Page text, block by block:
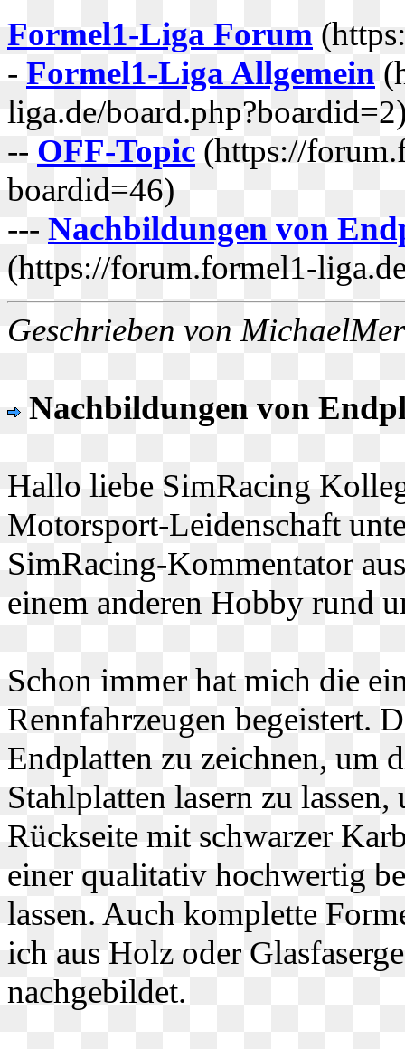
Formel1-Liga Forum
- Formel1-Liga Allgemein
liga.de/
-- OFF-Topic (https://
boardid=46)
--- Nachbildungen von
(https://forum.formel1-
Geschrieben von
Nachbildungen von
Hallo liebe SimRacing
Motorsport-Leidenschaft
SimRacing-Kommentator
einem anderen Hobby rund
Schon immer hat mich die
Rennfahrzeugen begeistert.
Endplatten zu zeichnen, um
Stahlplatten lasern zu
Rückseite mit schwarzer
einer qualitativ hochwertig
lassen. Auch komplette
ich aus Holz oder
nachgebildet.